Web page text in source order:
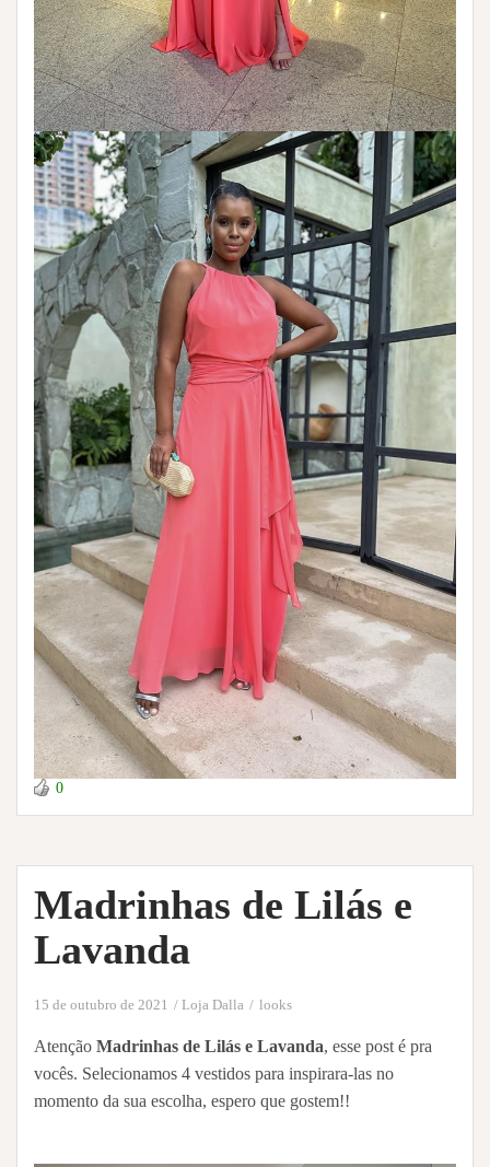
0
Madrinhas de Lilás e
Lavanda
15 de outubro de 2021 Loja Dalla looks
Atenção Madrinhas de Lilás e Lavanda, esse post é pra
vocês. Selecionamos 4 vestidos para inspirara-las no
momento da sua escolha, espero que gostem!!